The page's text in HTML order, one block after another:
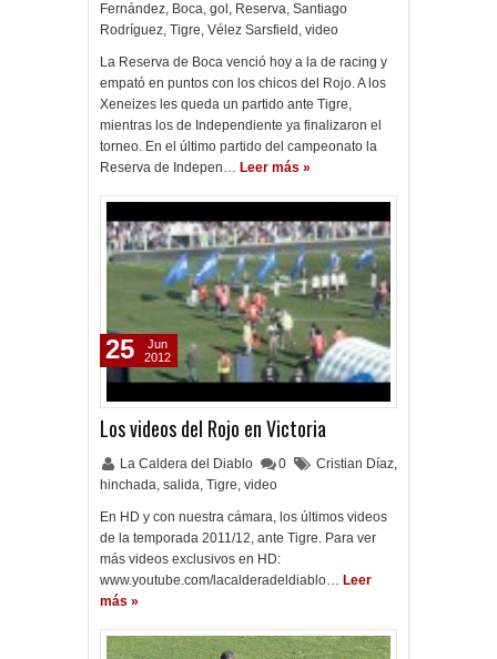
Fernández, Boca, gol , Reserva, Santiago
Rodríguez, Tigre, Vélez Sarsfield , video
La Reserva de Boca venció hoy a la de racing y
empató en puntos con los chicos del Rojo. A los
Xeneizes les queda un partido ante Tigre,
mientras los de Independiente ya finalizaron el
torneo. En el último partido del campeonato la
Reserva de Indepen… Leer más »
Los videos del Rojo en Victoria
La Caldera del Diablo 0 Cristian Díaz,
hinchada, salida, Tigre, video
En HD y con nuestra cámara, los últimos videos
de la temporada 2011/12, ante Tigre. Para ver
más videos exclusivos en HD:
www.youtube.com/lacalderadeldiablo… Leer
más »
25
Jun
2012